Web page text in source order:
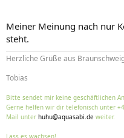
Meiner Meinung nach nur
steht.
Herzliche Grüße aus
Tobias
Bitte sendet mir keine geschäftlichen
Gerne helfen wir dir telefonisch unter
Mail unter huhu@aquasabi.de weiter.
Lass es wachsen!